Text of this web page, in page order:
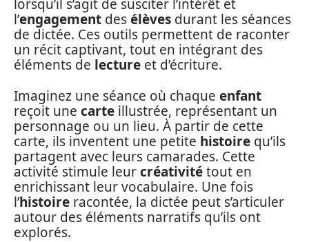
lorsqu’il s’agit de susciter l’intérêt et
l’engagement desélèves durant les séances
de dictée. Ces outils permettent de raconter
un récit captivant, tout en intégrant des
éléments de lecture et d’écriture.
Imaginez une séance où chaque enfant
reçoit une carte illustrée, représentant un
personnage ou un lieu. À partir de cette
carte, ils inventent une petite histoire qu’ils
partagent avec leurs camarades. Cette
activité stimule leurcréativitétout en
enrichissant leur vocabulaire. Une fois
l’histoire racontée, la dictée peut s’articuler
autour des éléments narratifs qu’ils ont
explorés.